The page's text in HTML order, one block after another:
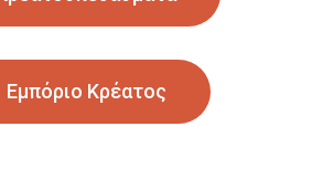
Εμπόριο Κρέατος